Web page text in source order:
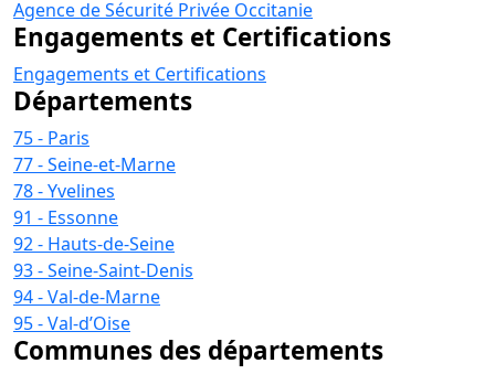
Agence de Sécurité Privée Occitanie
Engagements et Certifications
Engagements et Certifications
Départements
75 - Paris
77 - Seine-et-Marne
78 - Yvelines
91 - Essonne
92 - Hauts-de-Seine
93 - Seine-Saint-Denis
94 - Val-de-Marne
95 - Val-d’Oise
Communes des départements